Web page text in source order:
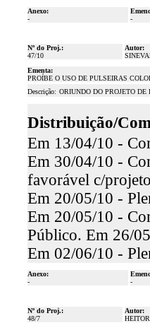
Anexo:
-
-
Nº do Proj.:
47/10
Autor:
Ementa:
PROÍBE O USO DE PULSEIRAS
Descrição: ORIUNDO DO PROJETO DE
Distribuição/
Em 13/04/10 -
Em 30/04/10 -
favorável c/
Em 20/05/10 -
Em 20/05/10 -
Público. Em 26/
Em 02/06/10 -
Anexo:
-
-
Nº do Proj.:
48/7
Autor: